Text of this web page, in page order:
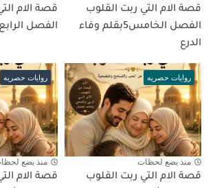
قصة الام التي ربت القلوب
الفصل الخامس5بقلم وفاء
الدرع
قصة الام
الفصل الرابع4بقلم وفاء الدرع
روايات حصريه
منذ بضع لحظات
قصة الام التي ربت القلوب
روايات حصريه
منذ بضع
قصة الام